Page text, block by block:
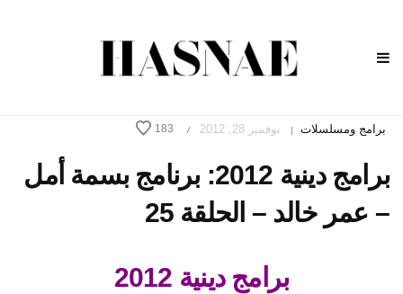
برامج ومسلسلات | نوفمبر 28, 2012 /
183
برامج دينية 2012: برنامج بسمة أمل
– عمر خالد – الحلقة 25
برامج دينية 2012